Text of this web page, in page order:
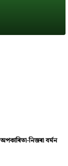
নিজৰা বৰ্মন